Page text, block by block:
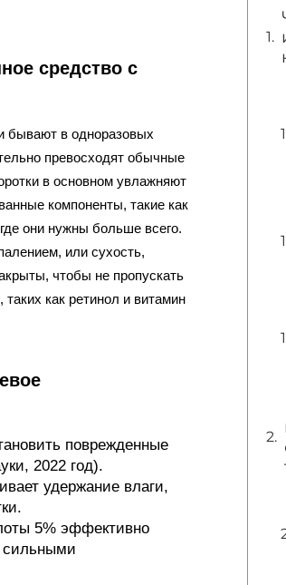
средство с
бывают в одноразовых
превосходят обычные
в основном увлажняют
компоненты, такие как
они нужны больше всего.
или сухость,
чтобы не пропускать
как ретинол и витамин
поврежденные
2022 год).
удержание влаги,
5% эффективно
сильными